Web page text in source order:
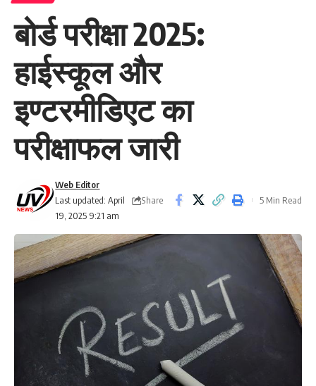
बोर्ड परीक्षा 2025:
हाईस्कूल और
इण्टरमीडिएट का
परीक्षाफल जारी
Last updated: April
19, 2025 9:21 am
Web Editor
Share
5 Min Read